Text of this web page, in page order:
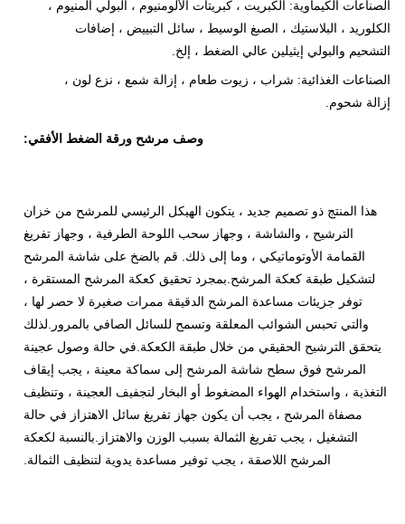
الصناعات الكيماوية: الكبريت ، كبريتات الألومنيوم ، البولي ألمنيوم ،
الكلوريد ، البلاستيك ، الصبغ الوسيط ، سائل التبييض ، إضافات
التشحيم والبولي إيثيلين عالي الضغط ، إلخ.
الصناعات الغذائية: شراب ، زيوت طعام ، إزالة شمع ، نزع لون ،
إزالة شحوم.
وصف مرشح ورقة الضغط الأفقي:
هذا المنتج ذو تصميم جديد ، يتكون الهيكل الرئيسي للمرشح من خزان
الترشيح ، والشاشة ، وجهاز سحب اللوحة الطرفية ، وجهاز تفريغ
القمامة الأوتوماتيكي ، وما إلى ذلك. قم بالضخ على شاشة المرشح
لتشكيل طبقة كعكة المرشح.بمجرد تحقيق كعكة المرشح المستقرة ،
توفر جزيئات مساعدة المرشح الدقيقة ممرات صغيرة لا حصر لها ،
والتي تحبس الشوائب المعلقة وتسمح للسائل الصافي بالمرور.لذلك
يتحقق الترشيح الحقيقي من خلال طبقة الكعكة.في حالة وصول عجينة
المرشح فوق سطح شاشة المرشح إلى سماكة معينة ، يجب إيقاف
التغذية ، واستخدام الهواء المضغوط أو البخار لتجفيف العجينة ، وتنظيف
مصفاة المرشح ، يجب أن يكون جهاز تفريغ سائل الاهتزاز في حالة
التشغيل ، يجب تفريغ الثمالة بسبب الوزن والاهتزاز.بالنسبة لكعكة
المرشح اللاصقة ، يجب توفير مساعدة يدوية لتنظيف الثمالة.